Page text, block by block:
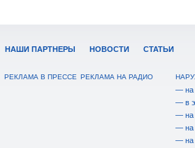
НАШИ ПАРТНЕРЫ НОВОСТИ СТАТЬИ
РЕКЛАМА В ПРЕССЕ РЕКЛАМА НА РАДИО
— на
— в
— на
— на
— на